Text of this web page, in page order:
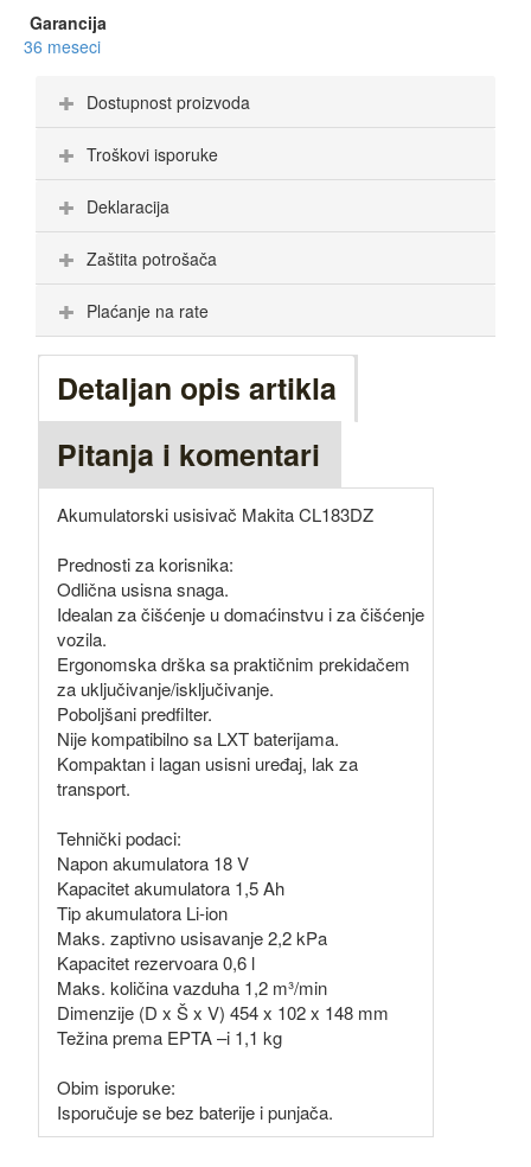
Garancija
36 meseci
Dostupnost proizvoda
Troškovi isporuke
Deklaracija
Zaštita potrošača
Plaćanje na rate
Detaljan opis artikla
Pitanja i komentari
Akumulatorski usisivač Makita CL183DZ
Prednosti za korisnika:
Odlična usisna snaga.
Idealan za čišćenje u domaćinstvu i za čišćenje
vozila.
Ergonomska drška sa praktičnim prekidačem
za uključivanje/isključivanje.
Poboljšani predfilter.
Nije kompatibilno sa LXT baterijama.
Kompaktan i lagan usisni uređaj, lak za
transport.
Tehnički podaci:
Napon akumulatora 18 V
Kapacitet akumulatora 1,5 Ah
Tip akumulatora Li-ion
Maks. zaptivno usisavanje 2,2 kPa
Kapacitet rezervoara 0,6 l
Maks. količina vazduha 1,2 m³/min
Dimenzije (D x Š x V) 454 x 102 x 148 mm
Težina prema EPTA –i 1,1 kg
Obim isporuke:
Isporučuje se bez baterije i punjača.